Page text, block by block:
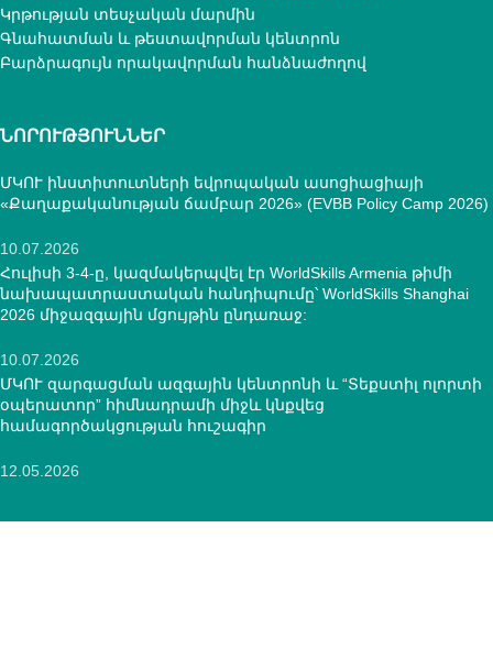
Կրթության տեսչական մարմին
Գնահատման և թեստավորման կենտրոն
Բարձրագույն որակավորման հանձնաժողով
ՆՈՐՈՒԹՅՈՒՆՆԵՐ
ՄԿՈՒ ինստիտուտների եվրոպական ասոցիացիայի
«Քաղաքականության ճամբար 2026» (EVBB Policy Camp 2026)
10.07.2026
Հուլիսի 3-4-ը, կազմակերպվել էր WorldSkills Armenia թիմի
նախապատրաստական հանդիպումը՝ WorldSkills Shanghai
2026 միջազգային մցույթին ընդառաջ:
10.07.2026
ՄԿՈՒ զարգացման ազգային կենտրոնի և “Տեքստիլ ոլորտի
օպերատոր” հիմնադրամի միջև կնքվեց
համագործակցության հուշագիր
12.05.2026